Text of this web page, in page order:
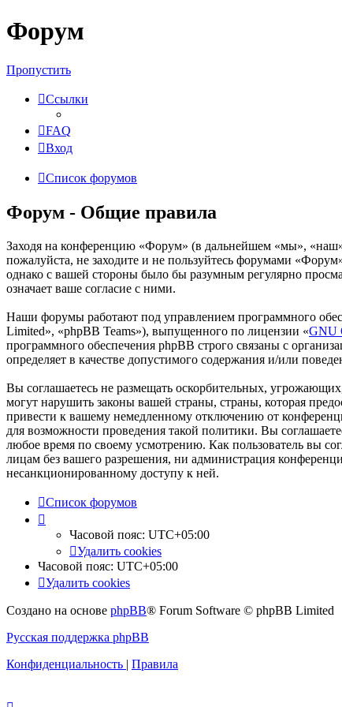
Форум
Пропустить
Ссылки
FAQ
Вход
Список форумов
Форум - Общие правила
Заходя на конференцию «Форум» (в дальнейшем «мы»,
пожалуйста, не заходите и не пользуйтесь форумами
однако с вашей стороны было бы разумным регулярно
означает ваше согласие с ними.
Наши форумы работают под управлением программного
Limited», «phpBB Teams»), выпущенного по лицензии «GNU
программного обеспечения phpBB строго связаны с
определяет в качестве допустимого содержания и/или
Вы соглашаетесь не размещать оскорбительных,
могут нарушить законы вашей страны, страны, которая
привести к вашему немедленному отключению от
для возможности проведения такой политики. Вы
любое время по своему усмотрению. Как пользователь вы
лицам без вашего разрешения, ни администрация
несанкционированному доступу к ней.
Список форумов
Часовой пояс: UTC+05:00
Удалить cookies
Часовой пояс: UTC+05:00
Удалить cookies
Создано на основе phpBB® Forum Software © phpBB Limited
Русская поддержка phpBB
Конфиденциальность | Правила